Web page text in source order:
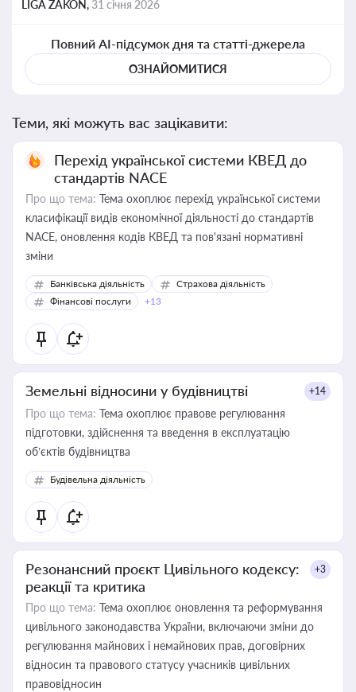
LIGA ZAKON,31 січня 2026
Повний AI-підсумок дня та статті-джерела
ОЗНАЙОМИТИСЯ
Теми, які можуть вас зацікавити:
Перехід української системи КВЕД до
стандартів NACE
Про що тема: Тема охоплює перехід української системи
класифікації видів економічної діяльності до стандартів
NACE, оновлення кодів КВЕД та пов'язані нормативні
зміни
Банківська діяльність
Страхова діяльність
Фінансові послуги
+13
Земельні відносини у будівництві +14
Про що тема: Тема охоплює правове регулювання
підготовки, здійснення та введення в експлуатацію
об’єктів будівництва
Будівельна діяльність
Резонансний проєкт Цивільного кодексу:
реакції та критика
+3
Про що тема: Тема охоплює оновлення та реформування
цивільного законодавства України, включаючи зміни до
регулювання майнових і немайнових прав, договірних
відносин та правового статусу учасників цивільних
правовідносин